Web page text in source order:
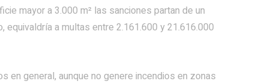
mayor a 3.000 m² las sanciones partan de un
equivaldría a multas entre 2.161.600 y 21.616.000
en general, aunque no genere incendios en zonas